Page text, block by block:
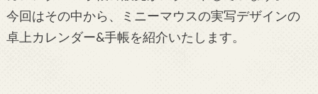
今回はその中から、ミニーマウスの実写デザインの
卓上カレンダー&手帳を紹介いたします。